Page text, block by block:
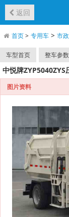
返回
首页> 专用车> 市
车型首页 整车参数
中悦牌ZYP5040ZYS
图片资料